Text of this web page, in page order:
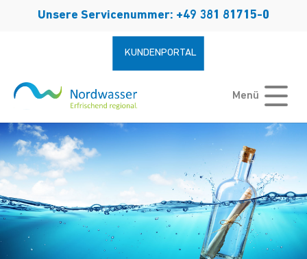
Unsere Servicenummer: +49 381 81715-0
KUNDENPORTAL
Menü